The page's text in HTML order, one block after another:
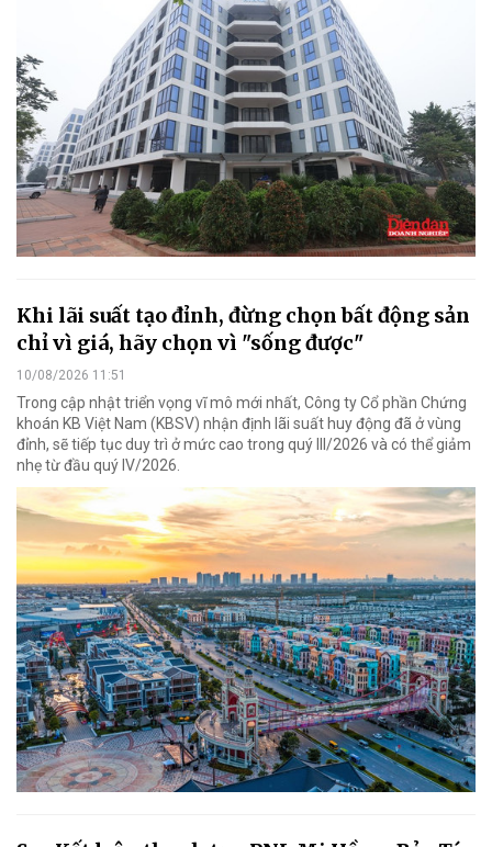
Khi lãi suất tạo đỉnh, đừng chọn bất động sản
chỉ vì giá, hãy chọn vì "sống được"
10/08/2026 11:51
Trong cập nhật triển vọng vĩ mô mới nhất, Công ty Cổ phần Chứng
khoán KB Việt Nam (KBSV) nhận định lãi suất huy động đã ở vùng
đỉnh, sẽ tiếp tục duy trì ở mức cao trong quý III/2026 và có thể giảm
nhẹ từ đầu quý IV/2026.